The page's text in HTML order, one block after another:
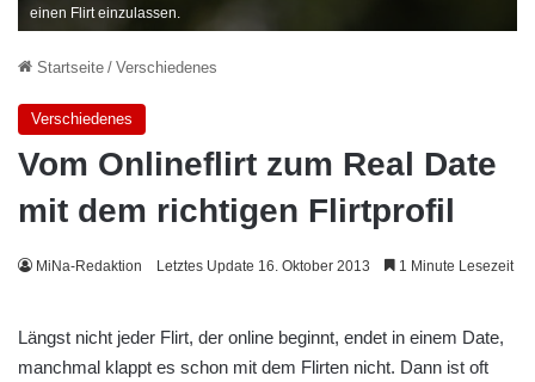
einen Flirt einzulassen.
Startseite / Verschiedenes
Verschiedenes
Vom Onlineflirt zum Real Date
mit dem richtigen Flirtprofil
MiNa-Redaktion Letztes Update 16. Oktober 2013 1 Minute Lesezeit
Längst nicht jeder Flirt, der online beginnt, endet in einem Date,
manchmal klappt es schon mit dem Flirten nicht. Dann ist oft